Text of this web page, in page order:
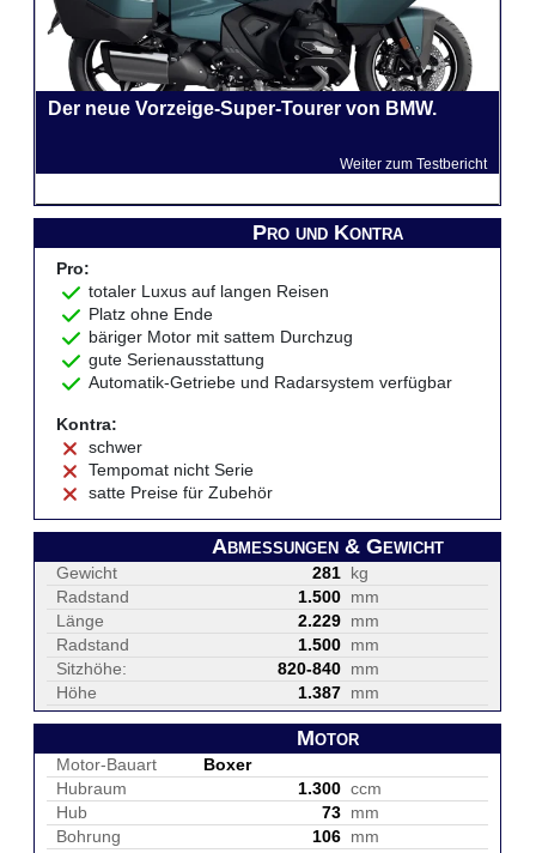
Der neue Vorzeige-Super-Tourer von BMW.
Weiter zum Testbericht
Pro und Kontra
Pro:
totaler Luxus auf langen Reisen
Platz ohne Ende
bäriger Motor mit sattem Durchzug
gute Serienausstattung
Automatik-Getriebe und Radarsystem verfügbar
Kontra:
schwer
Tempomat nicht Serie
satte Preise für Zubehör
Abmessungen & Gewicht
Gewicht 281 kg
Radstand
1.500 mm
Länge
2.229 mm
Radstand
1.500 mm
Sitzhöhe:
820-840 mm
Höhe
1.387 mm
Motor
Motor-Bauart
Boxer
Hubraum
1.300 ccm
Hub
73 mm
Bohrung
106 mm